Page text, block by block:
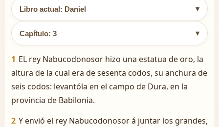
Libro actual: Daniel ▾
Capítulo: 3 ▾
1 EL rey Nabucodonosor hizo una estatua de oro, la
altura de la cual era de sesenta codos, su anchura de
seis codos: levantóla en el campo de Dura, en la
provincia de Babilonia.
2 Y envió el rey Nabucodonosor á juntar los grandes,